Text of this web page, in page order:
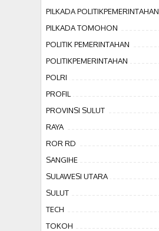
PILKADA POLITIKPEMERINTAHAN
PILKADA TOMOHON
POLITIK PEMERINTAHAN
POLITIKPEMERINTAHAN
POLRI
PROFIL
PROVINSI SULUT
RAYA
ROR RD
SANGIHE
SULAWESI UTARA
SULUT
TECH
TOKOH